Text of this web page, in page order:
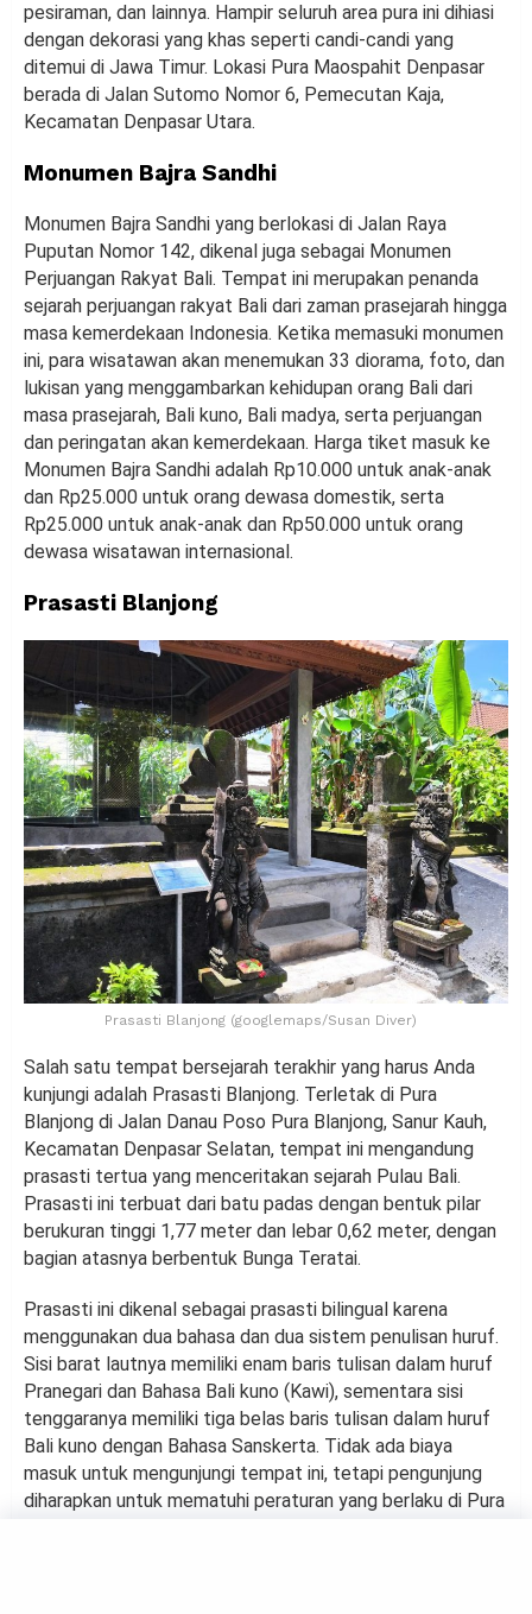
pesiraman, dan lainnya. Hampir seluruh area pura ini dihiasi
dengan dekorasi yang khas seperti candi-candi yang
ditemui di Jawa Timur. Lokasi Pura Maospahit Denpasar
berada di Jalan Sutomo Nomor 6, Pemecutan Kaja,
Kecamatan Denpasar Utara.
Monumen Bajra Sandhi
Monumen Bajra Sandhi yang berlokasi di Jalan Raya
Puputan Nomor 142, dikenal juga sebagai Monumen
Perjuangan Rakyat Bali. Tempat ini merupakan penanda
sejarah perjuangan rakyat Bali dari zaman prasejarah hingga
masa kemerdekaan Indonesia. Ketika memasuki monumen
ini, para wisatawan akan menemukan 33 diorama, foto, dan
lukisan yang menggambarkan kehidupan orang Bali dari
masa prasejarah, Bali kuno, Bali madya, serta perjuangan
dan peringatan akan kemerdekaan. Harga tiket masuk ke
Monumen Bajra Sandhi adalah Rp10.000 untuk anak-anak
dan Rp25.000 untuk orang dewasa domestik, serta
Rp25.000 untuk anak-anak dan Rp50.000 untuk orang
dewasa wisatawan internasional.
Prasasti Blanjong
Prasasti Blanjong (googlemaps/Susan Diver)
Salah satu tempat bersejarah terakhir yang harus Anda
kunjungi adalah Prasasti Blanjong. Terletak di Pura
Blanjong di Jalan Danau Poso Pura Blanjong, Sanur Kauh,
Kecamatan Denpasar Selatan, tempat ini mengandung
prasasti tertua yang menceritakan sejarah Pulau Bali.
Prasasti ini terbuat dari batu padas dengan bentuk pilar
berukuran tinggi 1,77 meter dan lebar 0,62 meter, dengan
bagian atasnya berbentuk Bunga Teratai.
Prasasti ini dikenal sebagai prasasti bilingual karena
menggunakan dua bahasa dan dua sistem penulisan huruf.
Sisi barat lautnya memiliki enam baris tulisan dalam huruf
Pranegari dan Bahasa Bali kuno (Kawi), sementara sisi
tenggaranya memiliki tiga belas baris tulisan dalam huruf
Bali kuno dengan Bahasa Sanskerta. Tidak ada biaya
masuk untuk mengunjungi tempat ini, tetapi pengunjung
diharapkan untuk mematuhi peraturan yang berlaku di Pura